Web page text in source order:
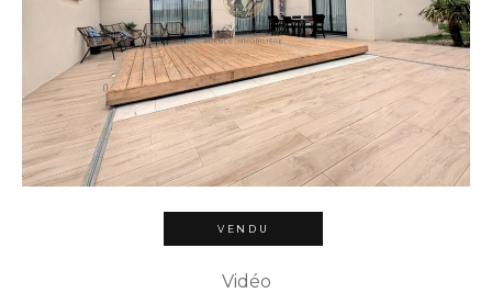
VENDU
Vidéo